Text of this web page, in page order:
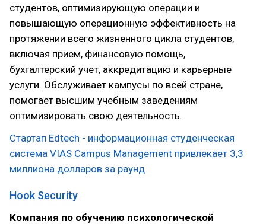
студентов, оптимизирующую операции и
повышающую операционную эффективность на
протяжении всего жизненного цикла студентов,
включая прием, финансовую помощь,
бухгалтерский учет, аккредитацию и карьерные
услуги. Обслуживает кампусы по всей стране,
помогает высшим учебным заведениям
оптимизировать свою деятельность.
Стартап Edtech - информационная студенческая
система VIAS Campus Management привлекает 3,3
миллиона долларов за раунд
Hook Security
Компания по обучению психологической